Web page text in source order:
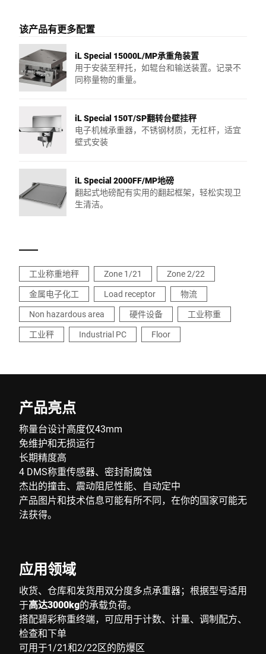
该产品有更多配置
iL Special 15000L/MP承重角装置
用于安装至秤托，如辊台和输送装置。记录不
同称量物的重量。
iL Special 150T/SP翻转台壁挂秤
电子机械承重器，不锈钢材质，无杠杆，适宜
壁式安装
iL Special 2000FF/MP地磅
翻起式地磅配有实用的翻起框架，轻松实现卫
生清洁。
工业称重地秤 Zone 1/21
Zone 2/22
金属电子化工
Load receptor
物流
Non hazardous area
硬件设备
工业称重
工业秤
Industrial PC Floor
产品亮点
称量台设计高度仅43mm
免维护和无损运行
长期精度高
4 DMS称重传感器、密封耐腐蚀
杰出的撞击、震动阻尼性能、自动定中
产品图片和技术信息可能有所不同，在你的国家可能无
法获得。
应用领域
收货、仓库和发货用双分度多点承重器；根据型号适用
于高达3000kg的承载负荷。
搭配碧彩称重终端，可应用于计数、计量、调制配方、
检查和下单
可用于1/21和2/22区的防爆区